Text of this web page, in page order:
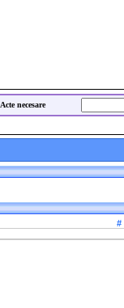
Acte necesare
#